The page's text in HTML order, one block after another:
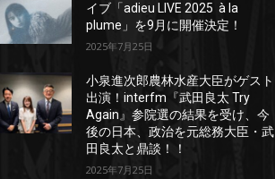
イブ「adieu LIVE 2025 à la
plume」を9月に開催決定！
2025年7月25日
小泉進次郎農林水産大臣がゲスト
出演！interfm『武田良太 Try
Again』参院選の結果を受け、今
後の日本、政治を元総務大臣・武
田良太と鼎談！！
2025年7月25日